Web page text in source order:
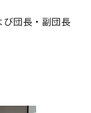
団長・副団長